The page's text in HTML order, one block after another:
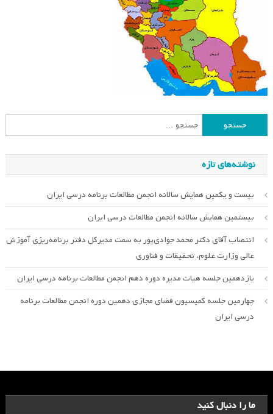
جستجو
برای:
نوشته‌های تازه
بیست و یکمین همایش سالانه انجمن مطالعات برنامه درسی ایران
بیستمین همایش سالانه انجمن مطالعات درسی ایران
انتصاب آقای دکتر محمد جوادی‌پور به سمت مدیرکل دفتر برنامه‌ریزی آموزش
عالی وزارت علوم، تحقیقات و فناوری
یازدهمین جلسه هیات مدیره دوره دهم انجمن مطالعات برنامه درسی ایران
چهارمین جلسه کمیسیون فضای مجازی دهمین دوره انجمن مطالعات برنامه
درسی ایران
ما را دنبال کنید